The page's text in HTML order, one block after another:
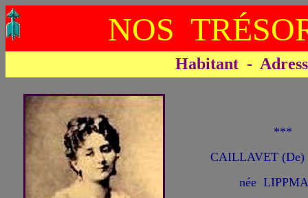
NOS
Habitant -
***
CAILLAVET (De)
née